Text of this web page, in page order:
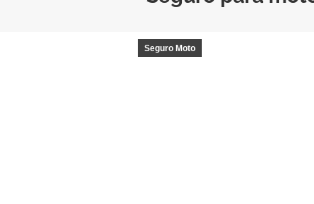
Seguro Moto